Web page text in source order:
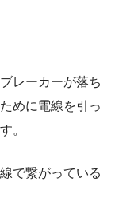
レーカーが落ち
めに電線を引っ
。
で繋がっている